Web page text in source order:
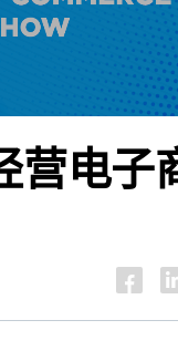
营电子